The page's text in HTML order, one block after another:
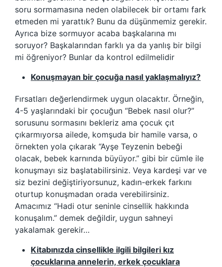
soru sormamasına neden olabilecek bir ortamı fark
etmeden mi yarattık? Bunu da düşünmemiz gerekir.
Ayrıca bize sormuyor acaba başkalarına mı
soruyor? Başkalarından farklı ya da yanlış bir bilgi
mi öğreniyor? Bunlar da kontrol edilmelidir
Konuşmayan bir çocuğa nasıl yaklaşmalıyız?
Fırsatları değerlendirmek uygun olacaktır. Örneğin,
4-5 yaşlarındaki bir çocuğun “Bebek nasıl olur?”
sorusunu sormasını bekleriz ama çocuk çıt
çıkarmıyorsa ailede, komşuda bir hamile varsa, o
örnekten yola çıkarak “Ayşe Teyzenin bebeği
olacak, bebek karnında büyüyor.” gibi bir cümle ile
konuşmayı siz başlatabilirsiniz. Veya kardeşi var ve
siz bezini değiştiriyorsunuz, kadın-erkek farkını
oturtup konuşmadan orada verebilirsiniz.
Amacımız “Hadi otur seninle cinsellik hakkında
konuşalım.” demek değildir, uygun sahneyi
yakalamak gerekir…
Kitabınızda cinsellikle ilgili bilgileri kız
çocuklarına annelerin, erkek çocuklara